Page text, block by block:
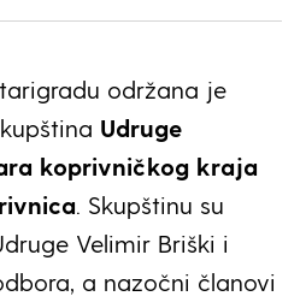
održana je
Udruge
koprivničkog kraja
. Skupštinu su
Velimir Briški i
a nazočni članovi